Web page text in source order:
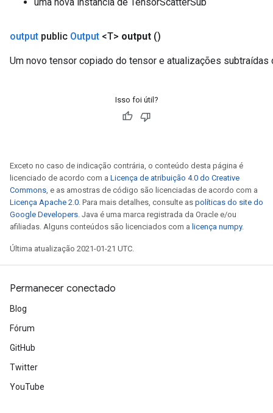
output public Output <T> output ()
Um novo tensor copiado do tensor e atualizações
Isso foi útil?
Exceto no caso de indicação contrária, o conteúdo desta página é
licenciado de acordo com a Licença de atribuição 4.0 do Creative
Commons, e as amostras de código são licenciadas de acordo com a
Licença Apache 2.0. Para mais detalhes, consulte as políticas do site do
Google Developers. Java é uma marca registrada da Oracle e/ou
afiliadas. Alguns conteúdos são licenciados com a licença numpy.
Última atualização 2021-01-21 UTC.
Permanecer conectado
Blog
Fórum
GitHub
Twitter
YouTube